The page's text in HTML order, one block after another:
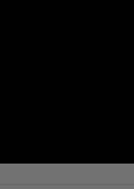
de comprar.